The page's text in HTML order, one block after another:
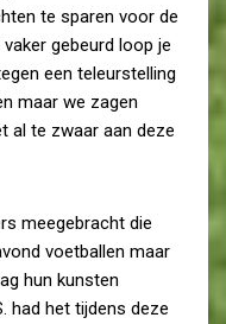
te sparen voor de
gebeurd loop je
een teleurstelling
maar we zagen
al te zwaar aan deze
meegebracht die
voetballen maar
hun kunsten
had het tijdens deze